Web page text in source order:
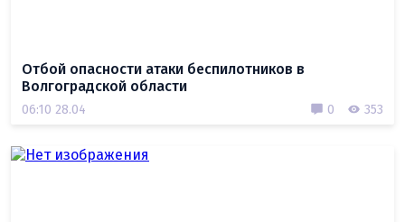
Отбой опасности атаки беспилотников в
Волгоградской области
06:10 28.04 0 353